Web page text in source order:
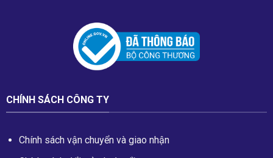
CHÍNH SÁCH CÔNG TY
Chính sách vận chuyển và giao nhận